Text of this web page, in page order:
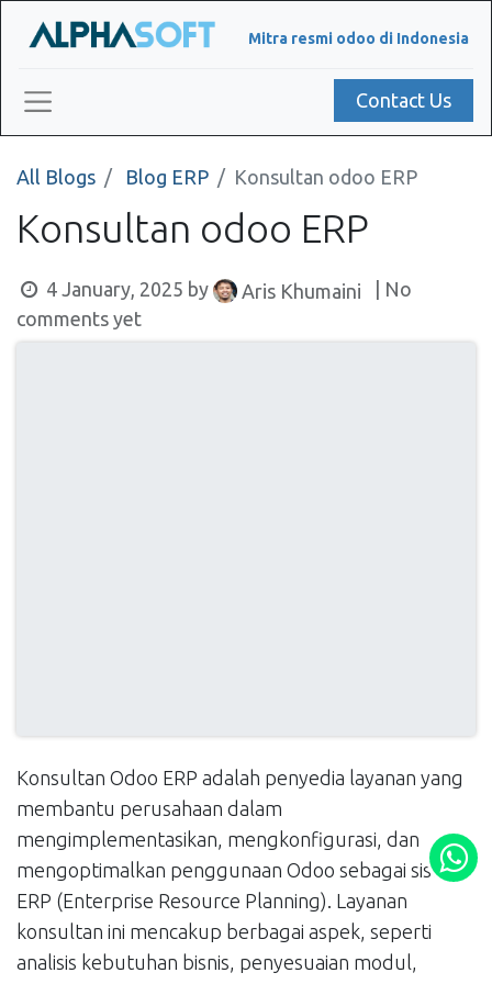
Mitra resmi odoo di Indonesia
Contact Us
All Blogs Blog ERP Konsultan odoo ERP
Konsultan odoo ERP
4 January, 2025 by Aris Khumaini
| No
comments yet
Konsultan Odoo ERP adalah penyedia layanan yang
membantu perusahaan dalam
mengimplementasikan, mengkonfigurasi, dan
mengoptimalkan penggunaan Odoo sebagai sistem
ERP (Enterprise Resource Planning). Layanan
konsultan ini mencakup berbagai aspek, seperti
analisis kebutuhan bisnis, penyesuaian modul,